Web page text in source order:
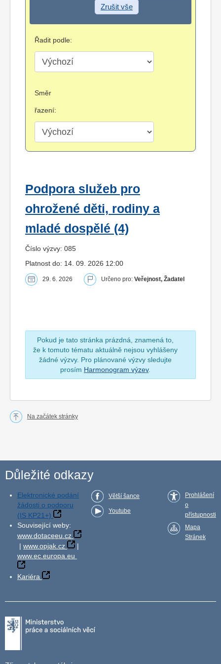
Zrušit vše
Řadit podle:
Směr
řazení:
Podpora služeb pro
ohrožené děti, rodiny a
mladé dospělé (4)
Číslo výzvy: 085
Platnost do: 14. 09. 2026 12:00
29. 6. 2026 Určeno pro: Veřejnost, Žadatel
Pokud je tato stránka prázdná, znamená to,
že k tomuto tématu aktuálně nejsou vyhlášeny
žádné výzvy. Pro plánované výzvy sledujte
prosím Harmonogram výzev.
Na začátek stránky
Důležité odkazy
Elektronické podání
žádosti o podporu
(IS KP21+)
Související weby:
www.dotaceeu.cz
| www.opjak.cz
|
www.ec.europa.eu
Kariéra
Větší šance
Youtube
Prohlášení
o
přístupnosti
Mapa
Stránek